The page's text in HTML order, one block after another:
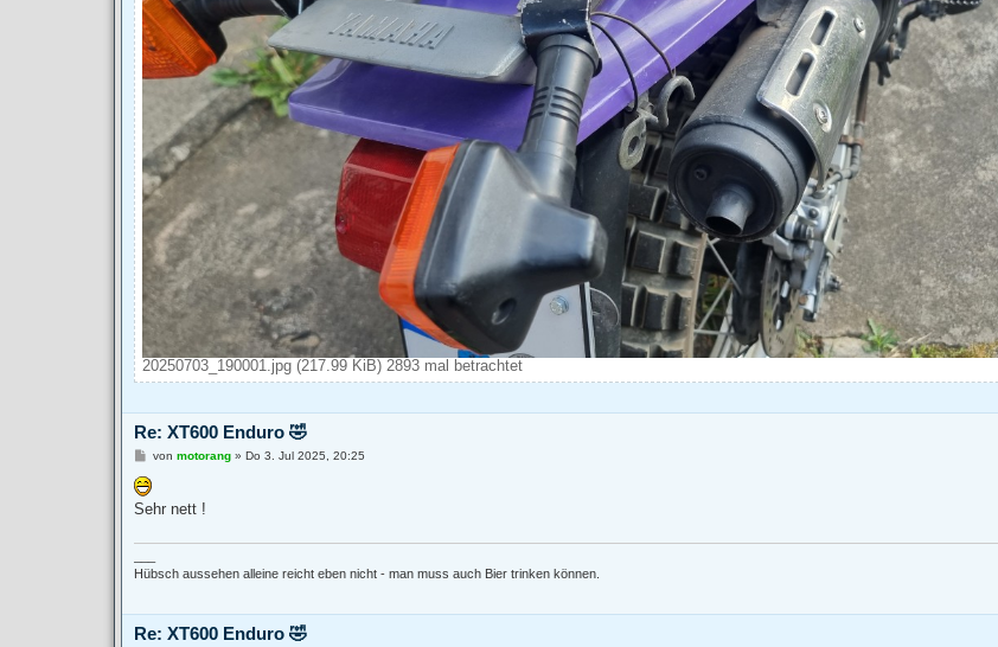
20250703_190001.jpg (217.99 KiB) 2893 mal betrachtet
Re: XT600 Enduro 🤣
B
i
t
r
von motorang» Do 3. Jul 2025, 20:25
Sehr nett !
Hübsch aussehen alleine reicht eben nicht - man muss auch Bier trinken können.
Re: XT600 Enduro 🤣